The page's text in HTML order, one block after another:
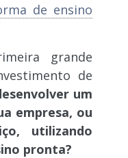
de ensino
grande
de
um
empresa, ou
utilizando
pronta?